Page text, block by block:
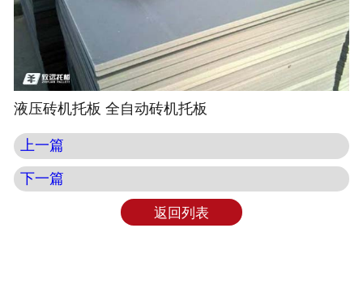
联系我们
液压砖机托板 全自动砖机托板
上一篇
下一篇
返回列表